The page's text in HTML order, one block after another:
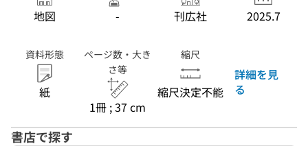
地図 - 刊広社 2025.7
資料形態
紙
ページ数・大き
さ等
1冊 ; 37 cm
縮尺
縮尺決定不能
詳細を見
る
書店で探す